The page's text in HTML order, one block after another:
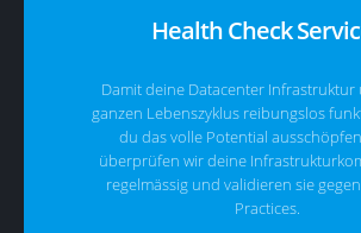
Health Check
Damit deine Datacenter
ganzen Lebenszyklus reibungslos
du das volle Potential
überprüfen wir deine
regelmässig und validieren sie
Practices.